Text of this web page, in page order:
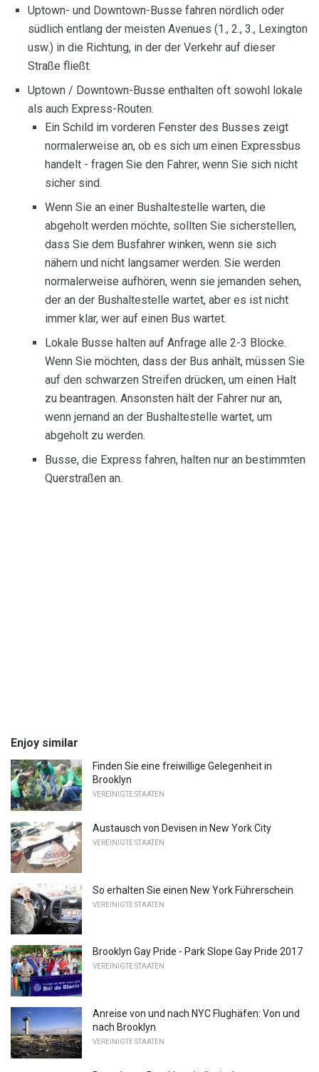
Uptown- und Downtown-Busse fahren nördlich oder
südlich entlang der meisten Avenues (1., 2., 3., Lexington
usw.) in die Richtung, in der der Verkehr auf dieser
Straße fließt.
Uptown / Downtown-Busse enthalten oft sowohl lokale
als auch Express-Routen.
Ein Schild im vorderen Fenster des Busses zeigt
normalerweise an, ob es sich um einen Expressbus
handelt - fragen Sie den Fahrer, wenn Sie sich nicht
sicher sind.
Wenn Sie an einer Bushaltestelle warten, die
abgeholt werden möchte, sollten Sie sicherstellen,
dass Sie dem Busfahrer winken, wenn sie sich
nähern und nicht langsamer werden. Sie werden
normalerweise aufhören, wenn sie jemanden sehen,
der an der Bushaltestelle wartet, aber es ist nicht
immer klar, wer auf einen Bus wartet.
Lokale Busse halten auf Anfrage alle 2-3 Blöcke.
Wenn Sie möchten, dass der Bus anhält, müssen Sie
auf den schwarzen Streifen drücken, um einen Halt
zu beantragen. Ansonsten hält der Fahrer nur an,
wenn jemand an der Bushaltestelle wartet, um
abgeholt zu werden.
Busse, die Express fahren, halten nur an bestimmten
Querstraßen an.
Enjoy similar
Finden Sie eine freiwillige Gelegenheit in
Brooklyn
VEREINIGTE STAATEN
Austausch von Devisen in New York City
VEREINIGTE STAATEN
So erhalten Sie einen New York Führerschein
VEREINIGTE STAATEN
Brooklyn Gay Pride - Park Slope Gay Pride 2017
VEREINIGTE STAATEN
Anreise von und nach NYC Flughäfen: Von und
nach Brooklyn
VEREINIGTE STAATEN